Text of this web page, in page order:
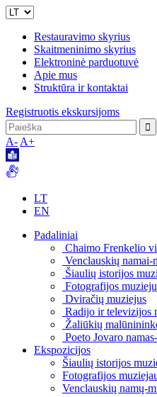
Restauravimo skyrius
Skaitmeninimo skyrius
Elektroninė parduotuvė
Apie mus
Struktūra ir kontaktai
Registruotis ekskursijoms
A- A+
LT
EN
Padaliniai
Chaimo Frenkelio
Venclauskių namai-
Šiaulių istorijos
Fotografijos
Dviračių muziejus
Radijo ir televizijos
Žaliūkių
Poeto Jovaro
Ekspozicijos
Šiaulių istorijos
Fotografijos
Venclauskių namų-